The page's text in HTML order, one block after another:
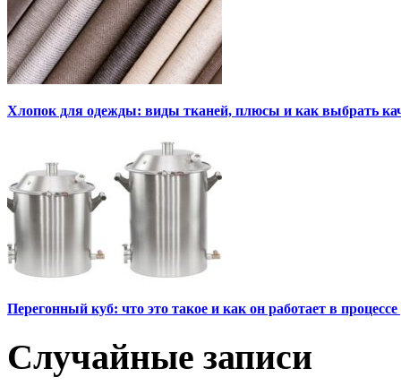
Хлопок для одежды: виды тканей, плюсы и как выбрать
Перегонный куб: что это такое и как он работает в
Случайные записи